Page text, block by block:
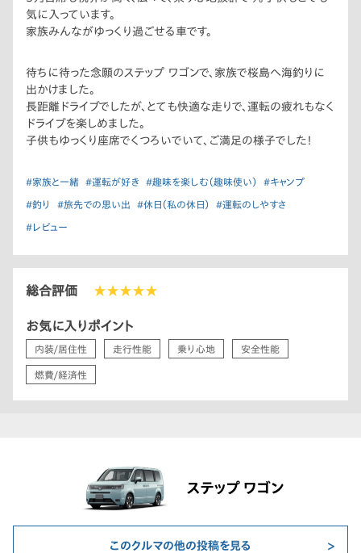
気に入っています。
家族みんながゆっくり過ごせる車です。
待ちに待った念願のステップ ワゴンで、家族で桜島へ海釣りに
出かけました。
長距離ドライブでしたが、とても快適な走りで、運転の疲れもなく
ドライブを楽しめました。
子供もゆっくり座席でくつろいでいて、ご満足の様子でした！
#家族と一緒 #運転が好き #趣味を楽しむ（趣味使い） #キャンプ
#釣り #旅先での思い出 #休日（私の休日） #運転のしやすさ
#レビュー
総合評価 ★★★★★
お気に入りポイント
内装/居住性 走行性能 乗り心地 安全性能
燃費/経済性
ステップ ワゴン
このクルマの他の投稿を見る